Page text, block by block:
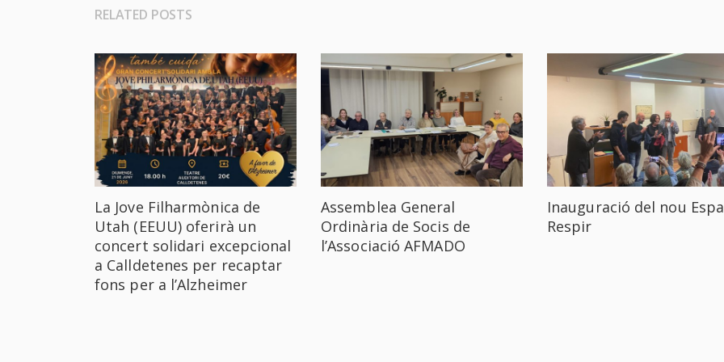
RELATED POSTS
La Jove Filharmònica de
Utah (EEUU) oferirà un
concert solidari excepcional
a Calldetenes per recaptar
fons per a l’Alzheimer
Assemblea General
Ordinària de Socis de
l’Associació AFMADO
Inauguració del nou
Respir